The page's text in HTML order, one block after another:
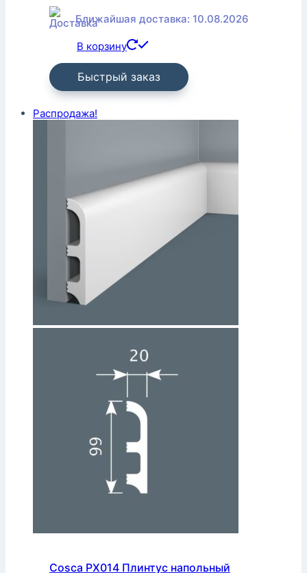
Ближайшая доставка: 10.08.2026
В корзину
Быстрый заказ
Распродажа!
Cosca PX014 Плинтус напольный